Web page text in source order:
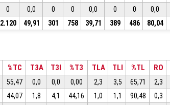
0 0,0 0 0 0,0 0 0 0,0
2.120 49,91 301 758 39,71 389 486 80,04
%TC T3A T3I %T3 TLA TLI %TL RO
55,47 0,0 0,0 0,00 2,3 3,5 65,71 2,3
44,07 1,8 4,1 44,16 1,0 1,1 90,48 0,3